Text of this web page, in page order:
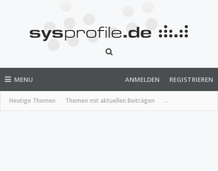
MENU
Heutige Themen Themen mit aktuellen Beiträgen ...
ANMELDEN REGISTRIEREN